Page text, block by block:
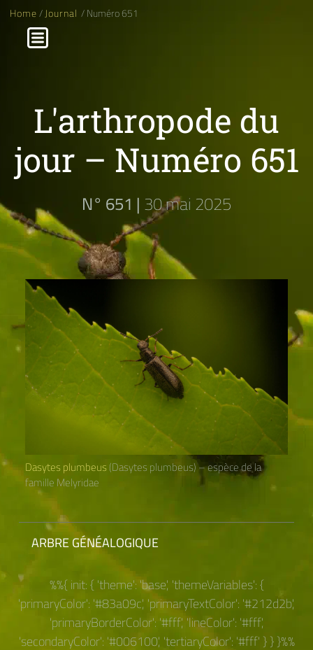
Home/Journal / Numéro 651
L'arthropode du
jour – Numéro 651
N° 651 | 30 mai 2025
Dasytes plumbeus (Dasytes plumbeus) – espèce de la
famille Melyridae
ARBRE GÉNÉALOGIQUE
%%{ init: { 'theme': 'base', 'themeVariables': {
'primaryColor': '#83a09c', 'primaryTextColor': '#212d2b',
'primaryBorderColor': '#fff', 'lineColor': '#fff',
'secondaryColor': '#006100', 'tertiaryColor': '#fff' } } }%%